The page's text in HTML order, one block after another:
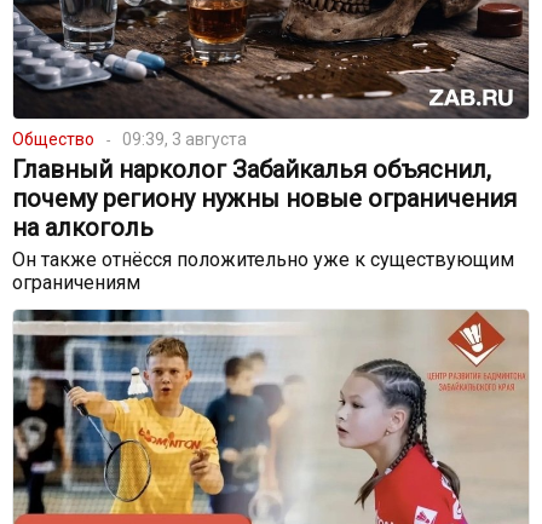
Общество 09:39, 3 августа
Главный нарколог Забайкалья объяснил,
почему региону нужны новые ограничения
на алкоголь
Он также отнёсся положительно уже к существующим
ограничениям